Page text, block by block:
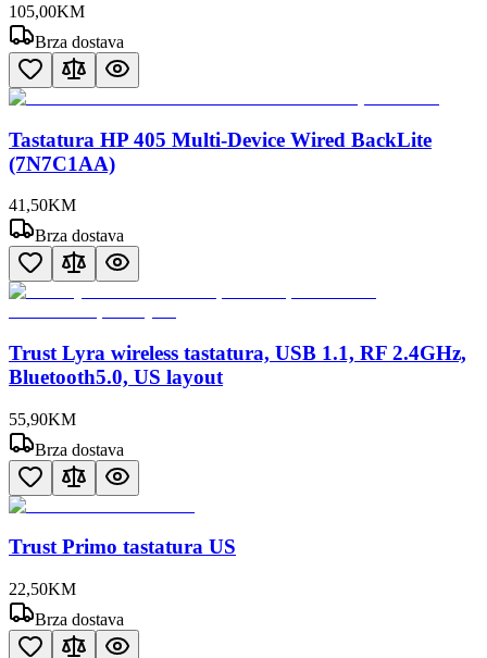
105,00KM
Brza dostava
Tastatura HP 405 Multi-Device Wired BackLite
(7N7C1AA)
41 ,50KM
Brza dostava
Trust Lyra wireless tastatura, USB 1.1, RF 2.4GHz,
Bluetooth5.0, US layout
55,90KM
Brza dostava
Trust Primo tastatura US
22,50KM
Brza dostava